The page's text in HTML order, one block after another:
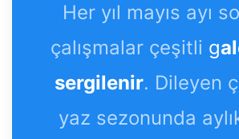
Her yıl mayıs ayı
çalışmalar çeşitli g
sergilenir. Dileyen
yaz sezonunda